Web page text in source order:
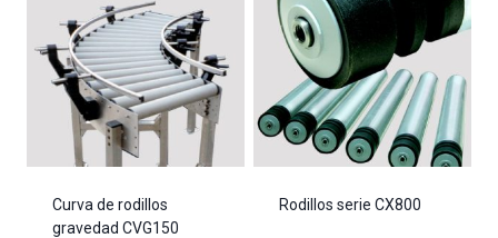
Curva de rodillos
gravedad CVG150
Rodillos serie CX800